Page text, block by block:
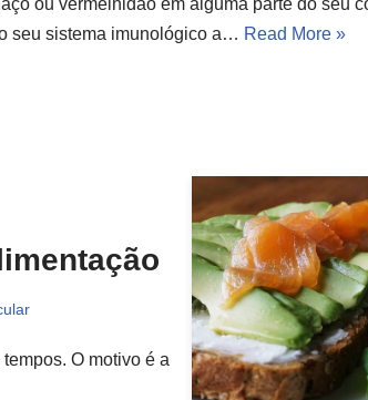
seu sistema imunológico a… Read More »
O motivo é a